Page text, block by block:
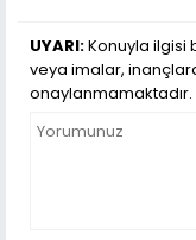
UYARI:Konuyla ilgisi
veya imalar,
onaylanmamaktadır.